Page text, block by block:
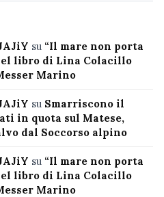
su “Il mare non porta
libro di Lina Colacillo
Marino
su Smarriscono il
in quota sul Matese,
dal Soccorso alpino
su “Il mare non porta
libro di Lina Colacillo
Marino